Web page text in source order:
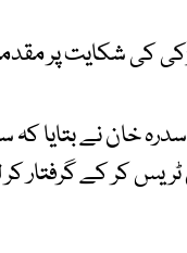
کی شکایت پر
خان نے بتایا
ٹریس کر کے